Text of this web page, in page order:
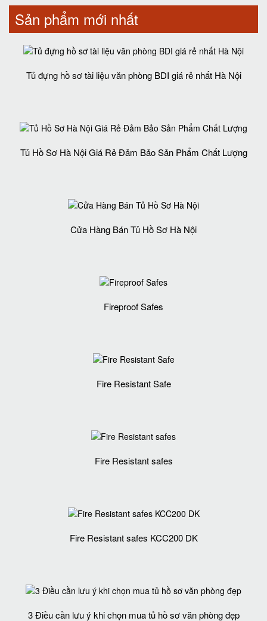
Sản phẩm mới nhất
Tủ đựng hồ sơ tài liệu văn phòng BDI giá rẻ nhất Hà Nội
Tủ Hồ Sơ Hà Nội Giá Rẻ Đảm Bảo Sản Phẩm Chất Lượng‎
Cửa Hàng Bán Tủ Hồ Sơ Hà Nội
Fireproof Safes
Fire Resistant Safe
Fire Resistant safes
Fire Resistant safes KCC200 DK
3 Điều cần lưu ý khi chọn mua tủ hồ sơ văn phòng đẹp